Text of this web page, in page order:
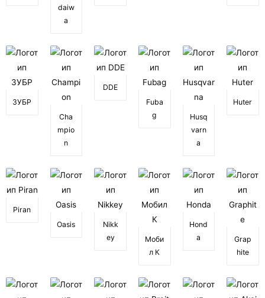
daiw
a
ЗУБР
Cha
mpio
n
DDE
Fuba
g
Husq
varn
a
Huter
Piran
Oasis
Nikk
ey
Моби
л К
Hond
a
Grap
hite